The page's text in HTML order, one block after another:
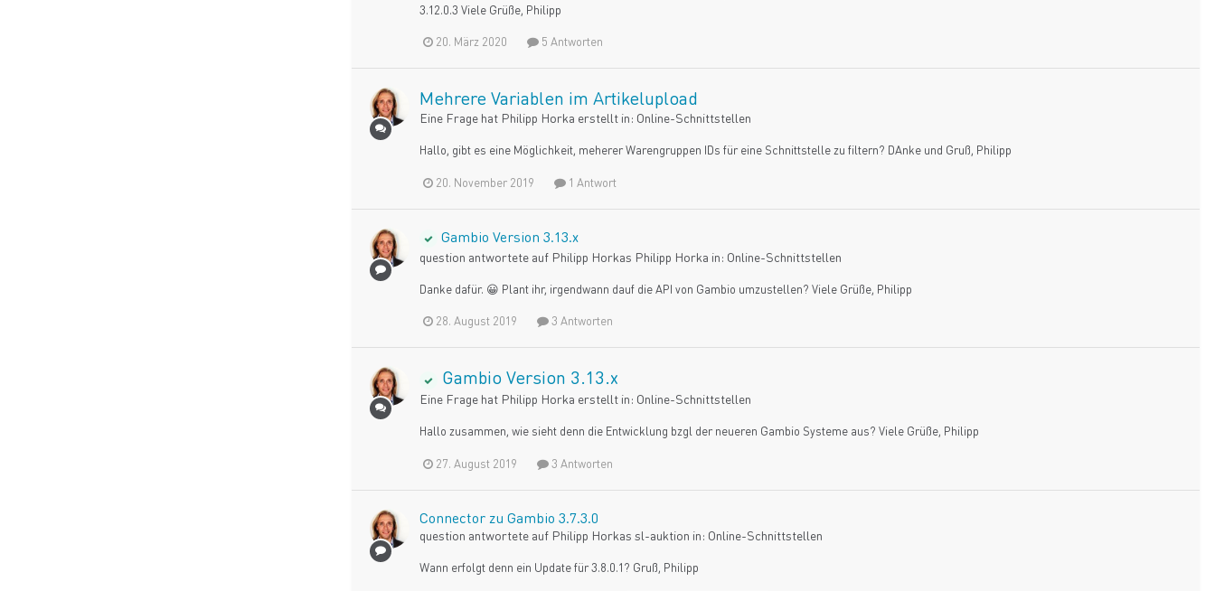
3.12.0.3 Viele Grüße, Philipp
20. März 2020 5 Antworten
Mehrere Variablen im Artikelupload
Eine Frage hat Philipp Horka erstellt in: Online-Schnittstellen
Hallo, gibt es eine Möglichkeit, meherer Warengruppen IDs für eine Schnittstelle zu filtern? DAnke und Gruß, Philipp
20. November 2019 1 Antwort
Gambio Version 3.13.x
question antwortete auf Philipp Horkas Philipp Horka in: Online-Schnittstellen
Danke dafür. 😀 Plant ihr, irgendwann dauf die API von Gambio umzustellen? Viele Grüße, Philipp
28. August 2019 3 Antworten
Gambio Version 3.13.x
Eine Frage hat Philipp Horka erstellt in: Online-Schnittstellen
Hallo zusammen, wie sieht denn die Entwicklung bzgl der neueren Gambio Systeme aus? Viele Grüße, Philipp
27. August 2019 3 Antworten
Connector zu Gambio 3.7.3.0
question antwortete auf Philipp Horkas sl-auktion in: Online-Schnittstellen
Wann erfolgt denn ein Update für 3.8.0.1? Gruß, Philipp